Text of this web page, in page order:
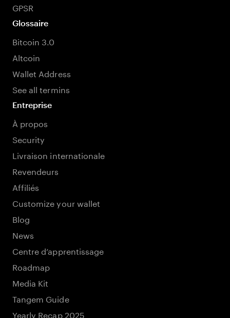
GPSR
Glossaire
Bitcoin 3.0
Altcoin
Wallet Address
See all termins
Entreprise
À propos
Security
Livraison internationale
Revendeurs
Affiliés
Customize your wallet
Blog
News
Centre d’apprentissage
Roadmap
Media Kit
Tangem Guide
Yearly Recap 2025